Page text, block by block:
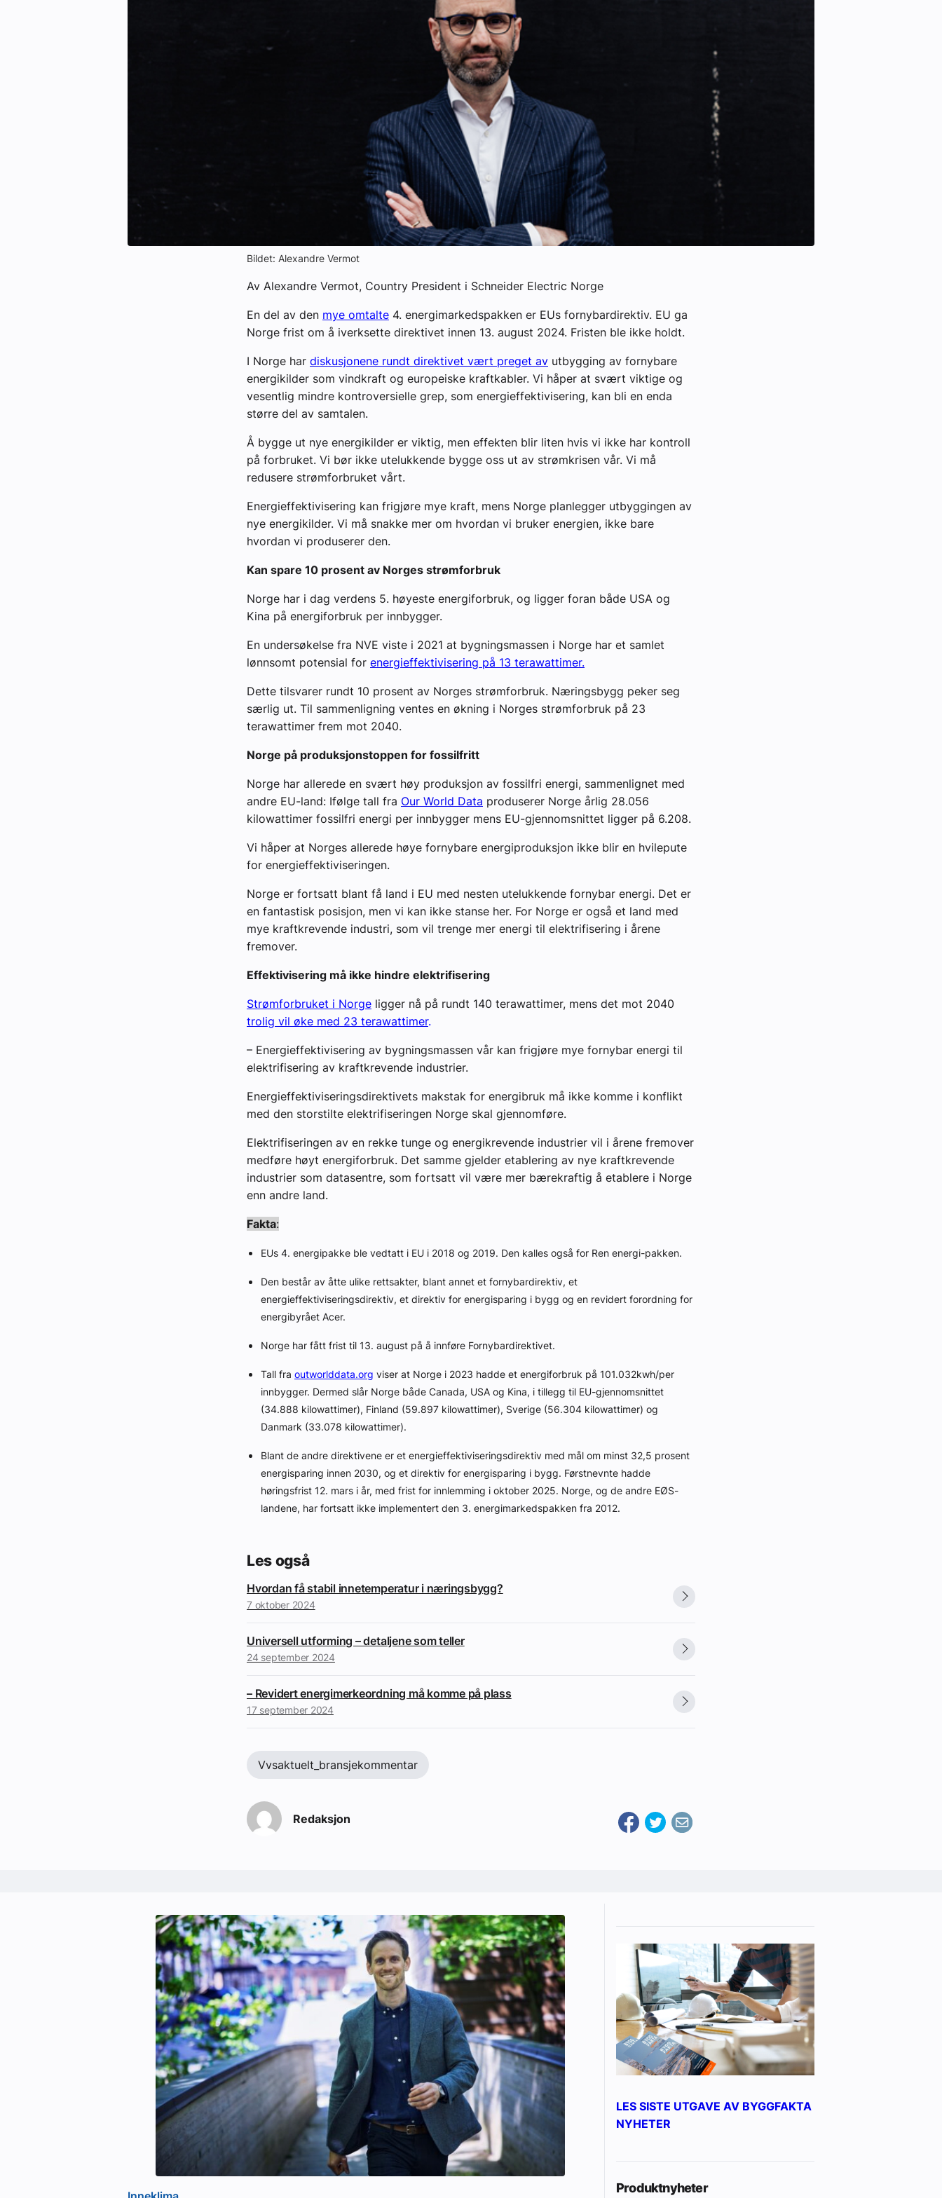
Abonner på fagbladet Byggfakta Nyheter
Bildet: Alexandre Vermot
Av Alexandre Vermot, Country President i Schneider Electric Norge
En del av den mye omtalte 4. energimarkedspakken er EUs fornybardirektiv. EU ga
Norge frist om å iverksette direktivet innen 13. august 2024. Fristen ble ikke holdt.
I Norge har diskusjonene rundt direktivet vært preget av utbygging av fornybare
energikilder som vindkraft og europeiske kraftkabler. Vi håper at svært viktige og
vesentlig mindre kontroversielle grep, som energieffektivisering, kan bli en enda
større del av samtalen.
Å bygge ut nye energikilder er viktig, men effekten blir liten hvis vi ikke har kontroll
på forbruket. Vi bør ikke utelukkende bygge oss ut av strømkrisen vår. Vi må
redusere strømforbruket vårt.
Energieffektivisering kan frigjøre mye kraft, mens Norge planlegger utbyggingen av
nye energikilder. Vi må snakke mer om hvordan vi bruker energien, ikke bare
hvordan vi produserer den.
Kan spare 10 prosent av Norges strømforbruk
Norge har i dag verdens 5. høyeste energiforbruk, og ligger foran både USA og
Kina på energiforbruk per innbygger.
En undersøkelse fra NVE viste i 2021 at bygningsmassen i Norge har et samlet
lønnsomt potensial for energieffektivisering på 13 terawattimer.
Dette tilsvarer rundt 10 prosent av Norges strømforbruk. Næringsbygg peker seg
særlig ut. Til sammenligning ventes en økning i Norges strømforbruk på 23
terawattimer frem mot 2040.
Norge på produksjonstoppen for fossilfritt
Norge har allerede en svært høy produksjon av fossilfri energi, sammenlignet med
andre EU-land: Ifølge tall fra Our World Data produserer Norge årlig 28.056
kilowattimer fossilfri energi per innbygger mens EU-gjennomsnittet ligger på 6.208.
Vi håper at Norges allerede høye fornybare energiproduksjon ikke blir en hvilepute
for energieffektiviseringen.
Norge er fortsatt blant få land i EU med nesten utelukkende fornybar energi. Det er
en fantastisk posisjon, men vi kan ikke stanse her. For Norge er også et land med
mye kraftkrevende industri, som vil trenge mer energi til elektrifisering i årene
fremover.
Effektivisering må ikke hindre elektrifisering
Strømforbruket i Norge ligger nå på rundt 140 terawattimer, mens det mot 2040
trolig vil øke med 23 terawattimer.
– Energieffektivisering av bygningsmassen vår kan frigjøre mye fornybar energi til
elektrifisering av kraftkrevende industrier.
Energieffektiviseringsdirektivets makstak for energibruk må ikke komme i konflikt
med den storstilte elektrifiseringen Norge skal gjennomføre.
Elektrifiseringen av en rekke tunge og energikrevende industrier vil i årene fremover
medføre høyt energiforbruk. Det samme gjelder etablering av nye kraftkrevende
industrier som datasentre, som fortsatt vil være mer bærekraftig å etablere i Norge
enn andre land.
Fakta:
EUs 4. energipakke ble vedtatt i EU i 2018 og 2019. Den kalles også for Ren energi-pakken.
Den består av åtte ulike rettsakter, blant annet et fornybardirektiv, et
energieffektiviseringsdirektiv, et direktiv for energisparing i bygg og en revidert forordning for
energibyrået Acer.
Norge har fått frist til 13. august på å innføre Fornybardirektivet.
Tall fra outworlddata.org viser at Norge i 2023 hadde et energiforbruk på 101.032kwh/per
innbygger. Dermed slår Norge både Canada, USA og Kina, i tillegg til EU-gjennomsnittet
(34.888 kilowattimer), Finland (59.897 kilowattimer), Sverige (56.304 kilowattimer) og
Danmark (33.078 kilowattimer).
Blant de andre direktivene er et energieffektiviseringsdirektiv med mål om minst 32,5 prosent
energisparing innen 2030, og et direktiv for energisparing i bygg. Førstnevnte hadde
høringsfrist 12. mars i år, med frist for innlemming i oktober 2025. Norge, og de andre EØS-
landene, har fortsatt ikke implementert den 3. energimarkedspakken fra 2012.
Les også
Hvordan få stabil innetemperatur i næringsbygg?
7 oktober 2024
Universell utforming – detaljene som teller
24 september 2024
– Revidert energimerkeordning må komme på plass
17 september 2024
Vvsaktuelt_bransjekommentar
Redaksjon
LES SISTE UTGAVE AV BYGGFAKTA
NYHETER
Produktnyheter